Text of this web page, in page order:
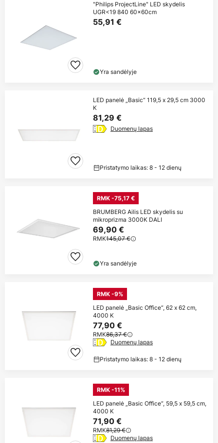
"Philips ProjectLine" LED skydelis
UGR<19 840 60x60cm
55,91 €
Yra sandėlyje
LED panelė „Basic“ 119,5 x 29,5 cm 3000
K
81,29 €
Duomenų lapas
Pristatymo laikas: 8 - 12 dienų
RMK -75,17 €
BRUMBERG Ailis LED skydelis su
mikroprizma 3000K DALI
69,90 €
RMK145,07 €
Yra sandėlyje
RMK -9%
LED panelė „Basic Office“, 62 x 62 cm,
4000 K
77,90 €
RMK86,37 €
Duomenų lapas
Pristatymo laikas: 8 - 12 dienų
RMK -11%
LED panelė „Basic Office“, 59,5 x 59,5 cm,
4000 K
71,90 €
RMK81,29 €
Duomenų lapas